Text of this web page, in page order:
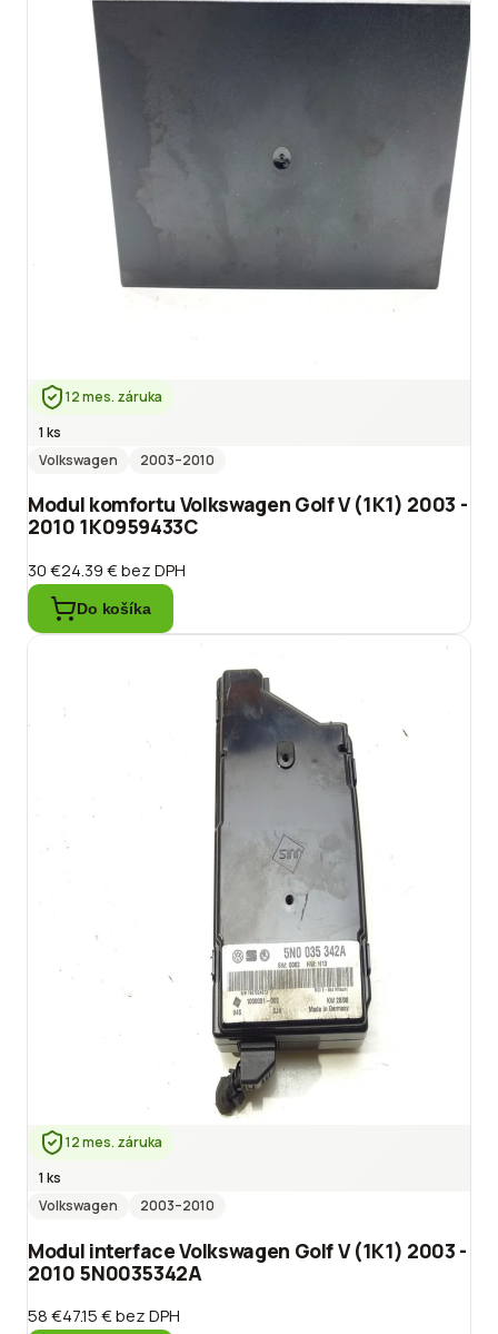
12 mes. záruka
1 ks
Volkswagen
2003–2010
Modul komfortu Volkswagen Golf V (1K1) 2003 -
2010 1K0959433C
30 €24.39 €bez DPH
Do košíka
12 mes. záruka
1 ks
Volkswagen
2003–2010
Modul interface Volkswagen Golf V (1K1) 2003 -
2010 5N0035342A
58 €47.15 €bez DPH